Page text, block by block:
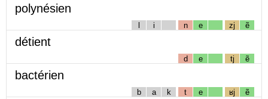
polynésien
l i n e zj ẽ
détient
d e tj ẽ
bactérien
b a k t e ʁj ẽ